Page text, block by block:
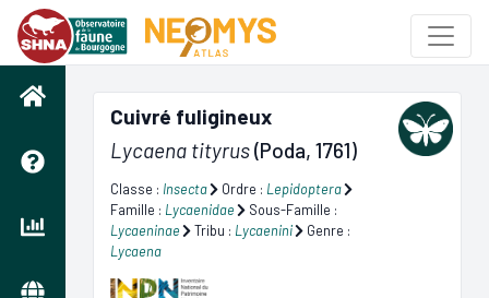
Cuivré fuligineux
Lycaena tityrus(Poda, 1761)
Classe : Insecta Ordre : Lepidoptera
Famille : Lycaenidae
Sous-Famille :
Lycaeninae
Tribu : Lycaenini
Genre :
Lycaena